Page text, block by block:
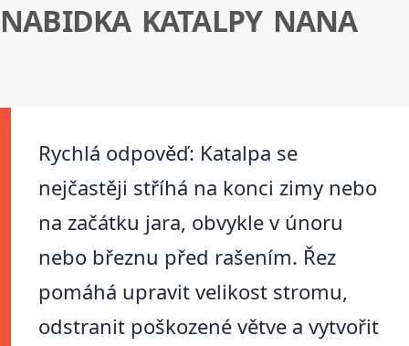
NABIDKA KATALPY NANA
Rychlá odpověď: Katalpa se
nejčastěji stříhá na konci zimy nebo
na začátku jara, obvykle v únoru
nebo březnu před rašením. Řez
pomáhá upravit velikost stromu,
odstranit poškozené větve a vytvořit